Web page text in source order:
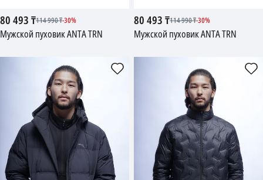
80 493₸114 990₸-30%
Мужской пуховик ANTA TRN
80 493₸114 990₸-30%
Мужской пуховик ANTA TRN